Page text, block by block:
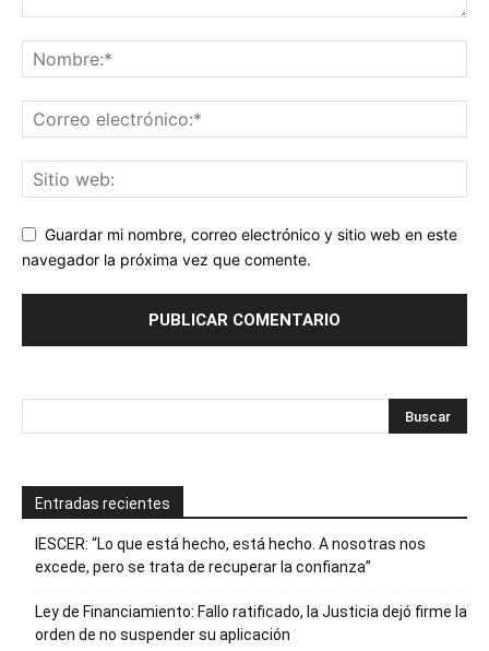
Guardar mi nombre, correo electrónico y sitio web en este
navegador la próxima vez que comente.
Entradas recientes
IESCER: “Lo que está hecho, está hecho. A nosotras nos
excede, pero se trata de recuperar la confianza”
Ley de Financiamiento: Fallo ratificado, la Justicia dejó firme la
orden de no suspender su aplicación